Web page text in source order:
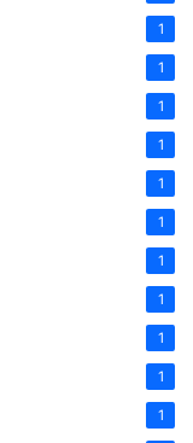
1
1
1
1
1
1
1
1
1
1
1